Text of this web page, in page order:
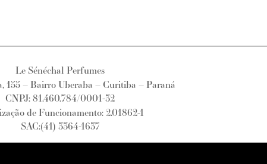
Le Sénéchal Perfumes
155 – Bairro Uberaba – Curitiba – Paraná
CNPJ: 81.460.784/0001-32
de Funcionamento: 2.01862-1
SAC:(41) 3364-1637